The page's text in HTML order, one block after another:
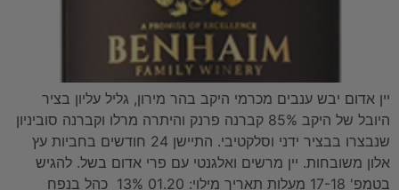
יין אדום יבש ענבים מכרמי היקב בהר מירון, גליל עליון בציר
היובל של היקב 85% קברנה פרנק והיתרה מרלו וקברנה סוביניון
שנבצרו בבציר ידני וסלקטיבי. התיישן 24 חודשים בחביות עץ
אלון משובחות. יין מרשים ואלגנטי עם פרי אדום בשל. להגיש
בטמפ' 17-18 מעלות תאריך מילוי: 01.20 13% כהל בנפח